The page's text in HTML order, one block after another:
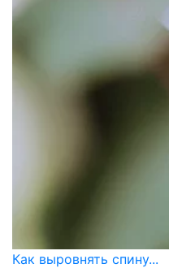
Как выровнять спину...